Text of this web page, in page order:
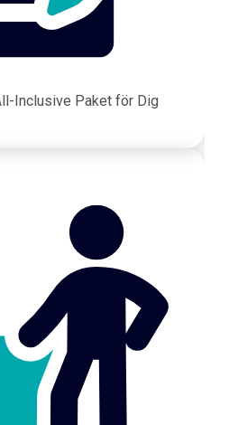
Inclusive Paket för Dig